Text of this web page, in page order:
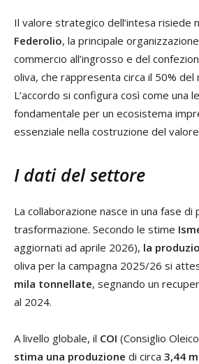
Il valore strategico dell’intesa risiede
Federolio, la principale
commercio all’ingrosso e del
oliva, che rappresenta circa il 50% del
L’accordo si configura così come una
fondamentale per un ecosistema
essenziale nella costruzione del
I dati del settore
La collaborazione nasce in una fase di
trasformazione. Secondo le stime
aggiornati ad aprile 2026), la
oliva per la campagna 2025/26 si
mila tonnellate, segnando un
al 2024.
A livello globale, il COI (Consiglio
stima una produzione di circa 3,44